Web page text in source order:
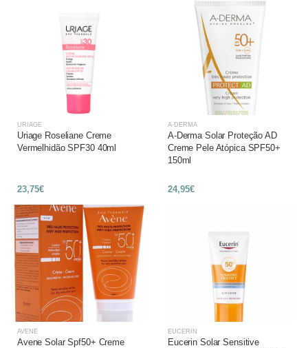
URIAGE
Uriage Roseliane Creme
Vermelhidão SPF30 40ml
23,75€
A-DERMA
A-Derma Solar Proteção AD
Creme Pele Atópica SPF50+
150ml
24,95€
AVENE
Avene Solar Spf50+ Creme
EUCERIN
Eucerin Solar Sensitive